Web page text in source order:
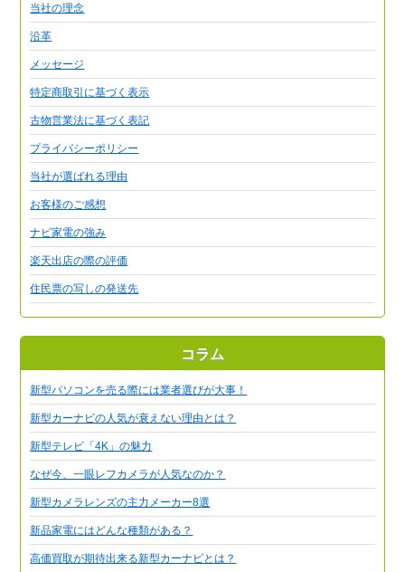
当社の理念
沿革
メッセージ
特定商取引に基づく表示
古物営業法に基づく表記
プライバシーポリシー
当社が選ばれる理由
お客様のご感想
ナビ家電の強み
楽天出店の際の評価
住民票の写しの発送先
コラム
新型パソコンを売る際には業者選びが大事！
新型カーナビの人気が衰えない理由とは？
新型テレビ「4K」の魅力
なぜ今、一眼レフカメラが人気なのか？
新型カメラレンズの主力メーカー8選
新品家電にはどんな種類がある？
高価買取が期待出来る新型カーナビとは？